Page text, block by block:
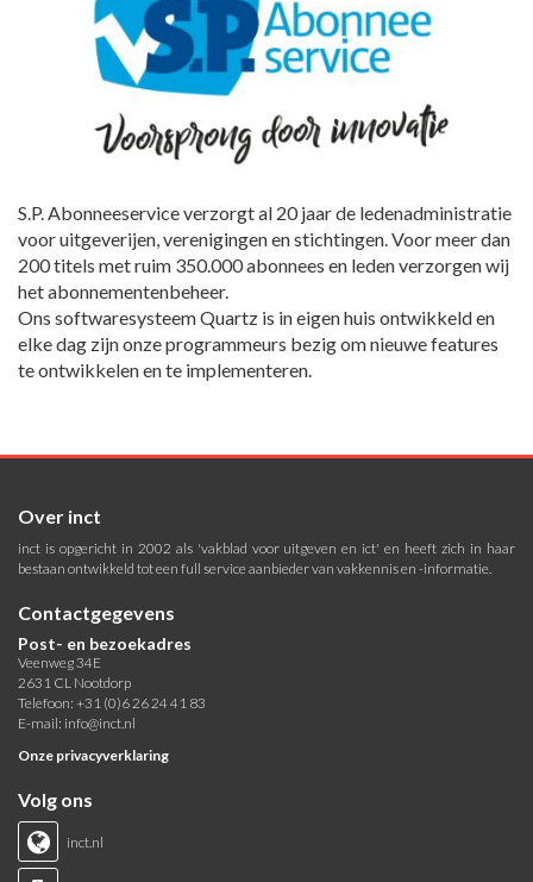
S.P. Abonneeservice verzorgt al 20 jaar de ledenadministratie
voor uitgeverijen, verenigingen en stichtingen. Voor meer dan
200 titels met ruim 350.000 abonnees en leden verzorgen wij
het abonnementenbeheer.
Ons softwaresysteem Quartz is in eigen huis ontwikkeld en
elke dag zijn onze programmeurs bezig om nieuwe features
te ontwikkelen en te implementeren.
Over inct
inct is opgericht in 2002 als 'vakblad voor uitgeven en ict' en heeft zich in haar
bestaan ontwikkeld tot een full service aanbieder van vakkennis en -informatie.
Contactgegevens
Post- en bezoekadres
Veenweg 34E
2631 CL Nootdorp
Telefoon: +31 (0)6 26 24 41 83
E-mail: info@inct.nl
Onze privacyverklaring
Volg ons
inct.nl